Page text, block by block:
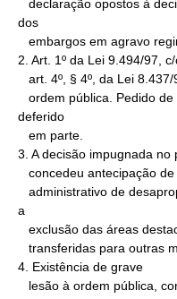
dos
2. Art. 1º da Lei 9.494/97,
deferido
3. A decisão impugnada
a
4. Existência de grave